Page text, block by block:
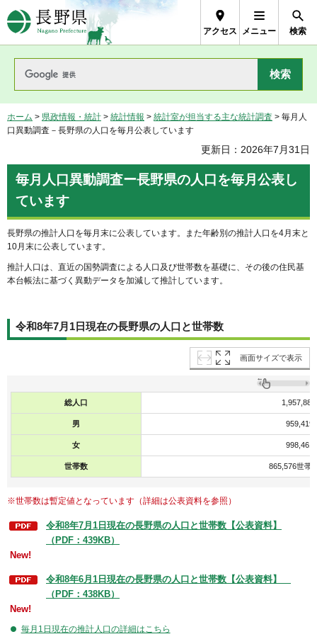
長野県Nagano Prefecture
アクセス メニュー 検索
ホーム > 県政情報・統計 > 統計情報 > 統計室が担当する主な統計調査 > 毎月人
口異動調査－長野県の人口を毎月公表しています
更新日：2026年7月31日
毎月人口異動調査ー長野県の人口を毎月公表し
ています
長野県の推計人口を毎月末に公表しています。また年齢別の推計人口を4月末と
10月末に公表しています。
推計人口は、直近の国勢調査による人口及び世帯数を基礎に、その後の住民基
本台帳法に基づく異動データを加減して推計しています。
令和8年7月1日現在の長野県の人口と世帯数
画面サイズで表示
総人口 1,957,880
男 959,419
女 998,461
世帯数 865,576世帯
※世帯数は暫定値となっています（詳細は公表資料を参照）
令和8年7月1日現在の長野県の人口と世帯数【公表資料】
（PDF：439KB）
New!
令和8年6月1日現在の長野県の人口と世帯数【公表資料】
（PDF：438KB）
New!
毎月1日現在の推計人口の詳細はこちら